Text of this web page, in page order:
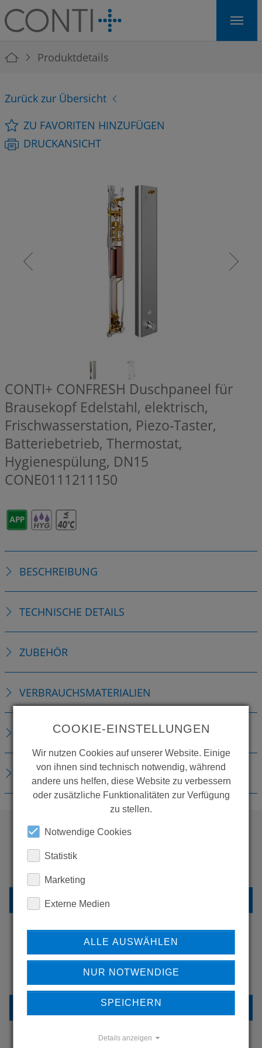
Skip to main navigation
Skip to main content
Skip to page footer
You are here:
Produktdetails
Zurück zur Übersicht
ZU FAVORITEN HINZUFÜGEN
DRUCKANSICHT
CONTI+ CONFRESH Duschpaneel für
Brausekopf Edelstahl, elektrisch,
Frischwasserstation, Piezo-Taster,
Batteriebetrieb, Thermostat,
Hygienespülung, DN15
CONE0111211150
BESCHREIBUNG
TECHNISCHE DETAILS
ZUBEHÖR
VERBRAUCHSMATERIALIEN
ERSATZTEILE
DOWNLOADS
ZURÜCK ZUR ÜBERSICHT
ERFAHREN SIE MEHR ÜBER
UNSERE REFERENZEN
REFERENZEN
COOKIE-EINSTELLUNGEN
Wir nutzen Cookies auf unserer Website. Einige
von ihnen sind technisch notwendig, während
andere uns helfen, diese Website zu verbessern
oder zusätzliche Funktionalitäten zur Verfügung
zu stellen.
Notwendige Cookies
Statistik
Marketing
Externe Medien
ALLE AUSWÄHLEN
NUR NOTWENDIGE
SPEICHERN
Details anzeigen